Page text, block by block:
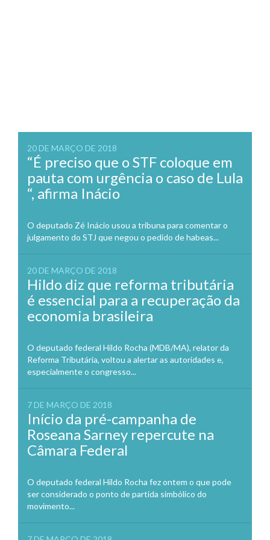
20 DE MARÇO DE 2018
“É preciso que o STF coloque em
pauta com urgência o caso de Lula
“, afirma Inácio
O deputado Zé Inácio usou a tribuna para comentar o
julgamento do STJ que negou o pedido de habeas...
20 DE MARÇO DE 2018
Hildo diz que reforma tributária
é essencial para a recuperação da
economia brasileira
O deputado federal Hildo Rocha (MDB/MA), relator da
Reforma Tributária, voltou a alertar as autoridades e,
especialmente o congresso...
7 DE MARÇO DE 2018
Início da pré-campanha de
Roseana Sarney repercute na
Câmara Federal
O deputado federal Hildo Rocha fez ontem o que pode
ser considerado o ponto de partida simbólico do
movimento...